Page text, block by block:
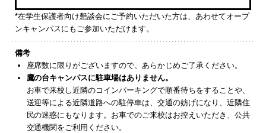
*在学生保護者向け懇談会にご予約いただいた方は、あわせてオープ
ンキャンパスにもご参加いただけます。
備考
座席数に限りがございますので、あらかじめご了承ください。
鷹の台キャンパスに駐車場はありません。
お車で来校し近隣のコインパーキングで順番待ちをすることや、
送迎等による近隣道路への駐停車は、交通の妨げになり、近隣住
民の迷惑にもなります。お車でのご来校はお控えいただき、公共
交通機関をご利用ください。